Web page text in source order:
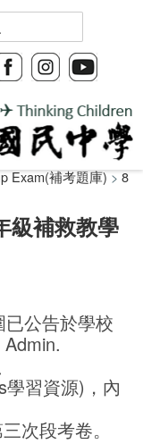
級補救教學
Exam(補考題庫)>8
公告於學校
習資源)，內
次段考卷。